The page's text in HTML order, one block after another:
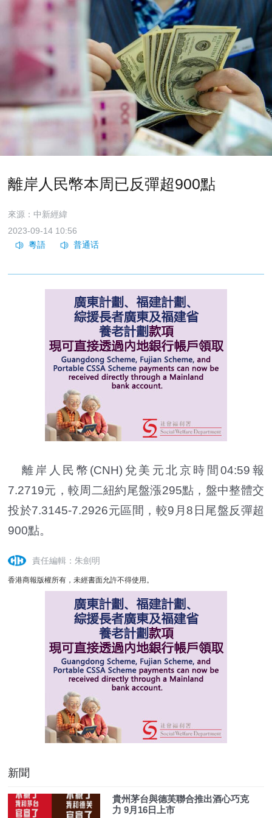
離岸人民幣本周已反彈超900點
來源：中新經緯
2023-09-14 10:56
離岸人民幣(CNH)兌美元北京時間04:59報
7.2719元，較周二紐約尾盤漲295點，盤中整體交
投於7.3145-7.2926元區間，較9月8日尾盤反彈超
900點。
責任編輯：朱劍明
香港商報版權所有，未經書面允許不得使用。
新聞
貴州茅台與德芙聯合推出酒心巧克
力 9月16日上市